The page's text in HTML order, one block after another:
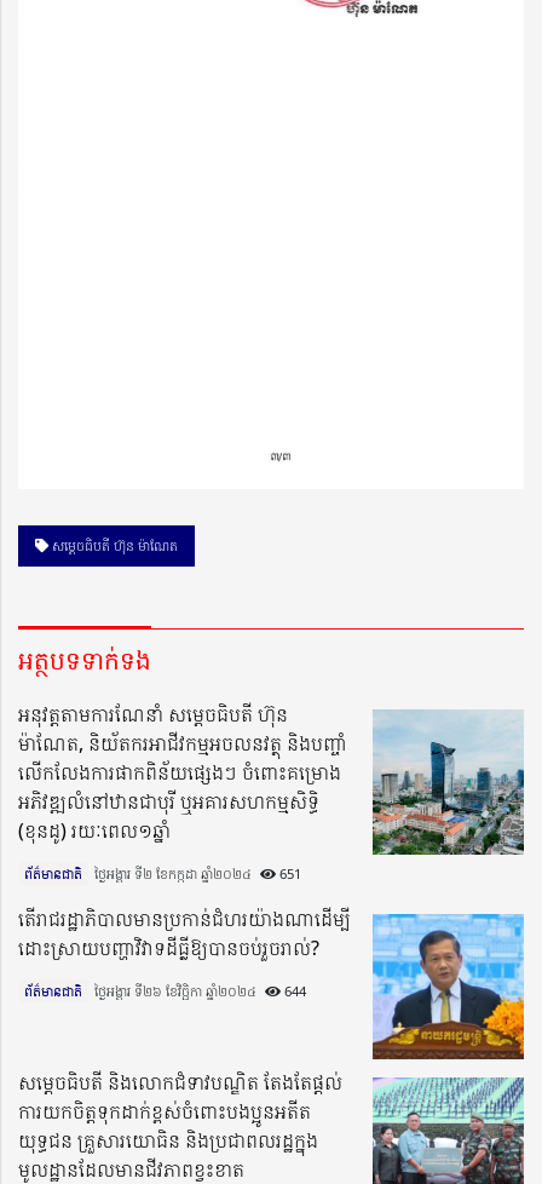
សម្តេចធិបតី ហ៊ុន ម៉ាណែត
អត្ថបទទាក់ទង
អនុវត្ដតាមការណែនាំ សម្ដេចធិបតី ហ៊ុន
ម៉ាណែត, និយ័តករអាជីវកម្មអចលនវត្ថុ និងបញ្ចាំ
លើកលែងការផាកពិន័យផ្សេងៗ ចំពោះគម្រោង
អភិវឌ្ឍលំនៅឋានជាបុរី ឬអគារសហកម្មសិទ្ធិ
(ខុនដូ) រយៈពេល១ឆ្នាំ
ព័ត៌មានជាតិ ថ្ងៃអង្គារ ទី២ ខែកក្កដា ឆ្នាំ២០២៤​ 651
តើរាជរដ្ឋាភិបាលមានប្រកាន់ជំហរយ៉ាងណាដើម្បី
ដោះស្រាយបញ្ហាវិវាទដីធ្លីឱ្យបានចប់រួចរាល់?
ព័ត៌មានជាតិ ថ្ងៃអង្គារ ទី២៦ ខែវិច្ឆិកា ឆ្នាំ២០២៤​ 644
សម្តេចធិបតី និងលោកជំទាវបណ្ឌិត តែងតែផ្តល់
ការយកចិត្តទុកដាក់ខ្ពស់ចំពោះបងប្អូនអតីត
យុទ្ធជន គ្រួសារយោធិន និងប្រជាពលរដ្ឋក្នុង
មូលដ្ឋានដែលមានជីវភាពខ្វះខាត